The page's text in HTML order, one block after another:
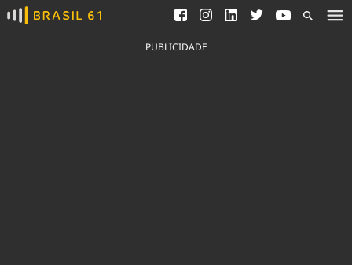
Ver todas as notícias
Saneamento
Indicadores
PUBLICIDADE